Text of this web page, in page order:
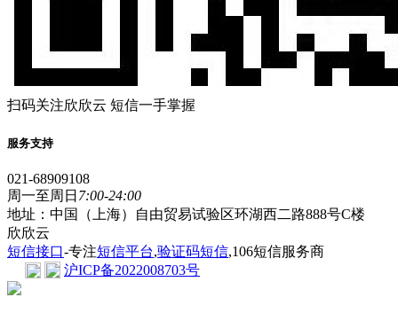
扫码关注欣欣云 短信一手掌握
服务支持
021-68909108
周一至周日 7:00-24:00
地址：中国（上海）自由贸易试验区环湖西二路888号C楼
欣欣云
短信接口-专注短信平台,验证码短信,106短信服务商
沪ICP备2022008703号